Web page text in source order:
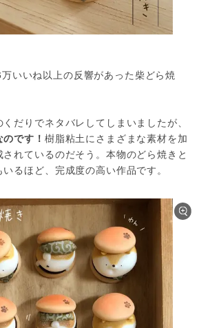
いいね以上の反響があった柴どら焼
だりでネタバレしてしまいましたが、
です！ 樹脂粘土にさまざまな素材を加
れているのだそう。本物のどら焼きと
るほど、完成度の高い作品です。